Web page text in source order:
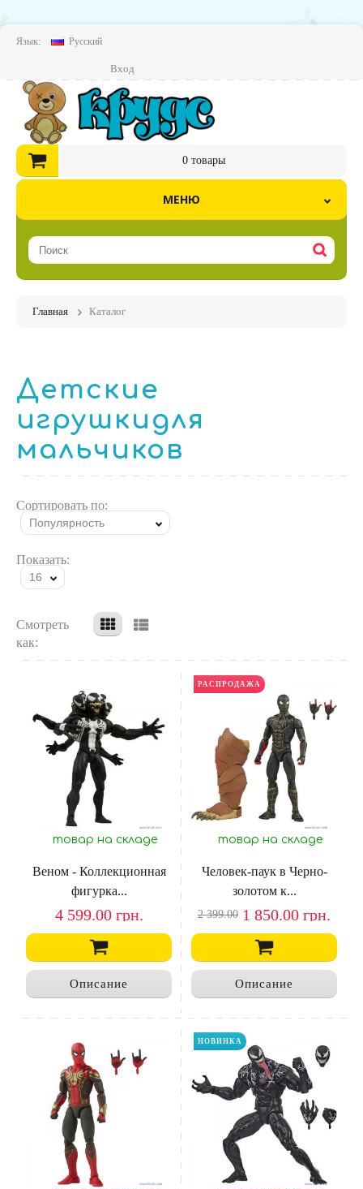
Язык: Русский
Вход
0товары
МЕНЮ
Главная Каталог
Детские
игрушкидля
мальчиков
Сортировать по:
Популярность
Показать:
16
Смотреть
как:
товар на складе
Веном - Коллекционная
фигурка...
4 599.00 грн.
Описание
РАСПРОДАЖА
товар на складе
Человек-паук в Черно-
золотом к...
2 399.00 1 850.00 грн.
Описание
НОВИНКА